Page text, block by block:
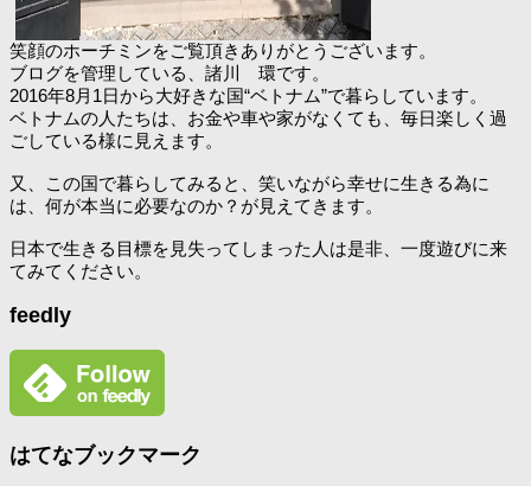
笑顔のホーチミンをご覧頂きありがとうございます。
ブログを管理している、諸川 環です。
2016年8月1日から大好きな国“ベトナム”で暮らしています。
ベトナムの人たちは、お金や車や家がなくても、毎日楽しく過
ごしている様に見えます。
又、この国で暮らしてみると、笑いながら幸せに生きる為に
は、何が本当に必要なのか？が見えてきます。
日本で生きる目標を見失ってしまった人は是非、一度遊びに来
てみてください。
feedly
はてなブックマーク